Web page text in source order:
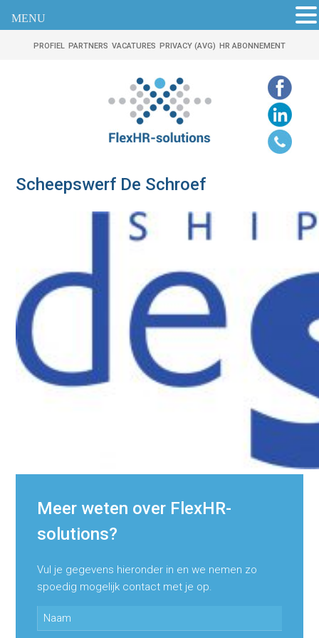
PROFIEL PARTNERS VACATURES PRIVACY (AVG) HR ABONNEMENT
Scheepswerf De Schroef
Meer weten over FlexHR-
solutions?
Vul je gegevens hieronder in en we nemen zo
spoedig mogelijk contact met je op.
MENU